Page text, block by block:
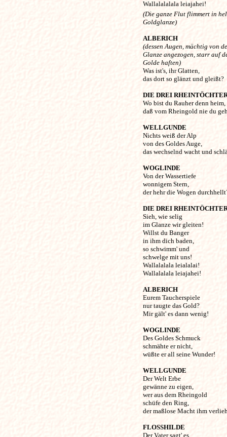
(Die ganze Flut flimmert in
Goldglanze)
ALBERICH
(dessen Augen, mächtig von
Glanze angezogen, starr auf
Golde haften)
Was ist's, ihr Glatten,
das dort so glänzt und gleißt?
DIE DREI
Wo bist du Rauher denn heim,
daß vom Rheingold nie du
WELLGUNDE
Nichts weiß der Alp
von des Goldes Auge,
das wechselnd wacht und
WOGLINDE
Von der Wassertiefe
wonnigem Stern,
der hehr die Wogen
DIE DREI
Sieh, wie selig
im Glanze wir gleiten!
Willst du Banger
in ihm dich baden,
so schwimm' und
schwelge mit uns!
Wallalalala leialalai!
Wallalalala leiajahei!
ALBERICH
Eurem Taucherspiele
nur taugte das Gold?
Mir gält' es dann wenig!
WOGLINDE
Des Goldes Schmuck
schmähte er nicht,
wüßte er all seine Wunder!
WELLGUNDE
Der Welt Erbe
gewänne zu eigen,
wer aus dem Rheingold
schüfe den Ring,
der maßlose Macht ihm
FLOSSHILDE
Der Vater sagt' es,